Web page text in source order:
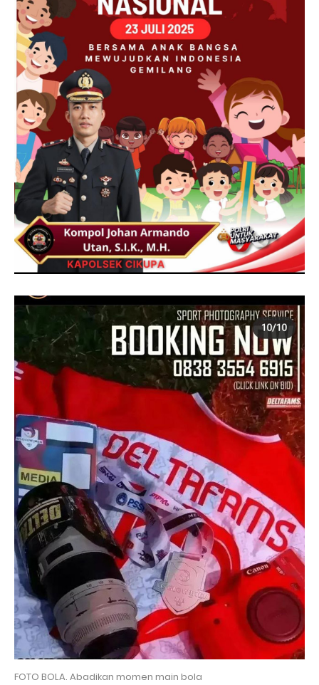
FOTO BOLA. Abadikan momen main bola